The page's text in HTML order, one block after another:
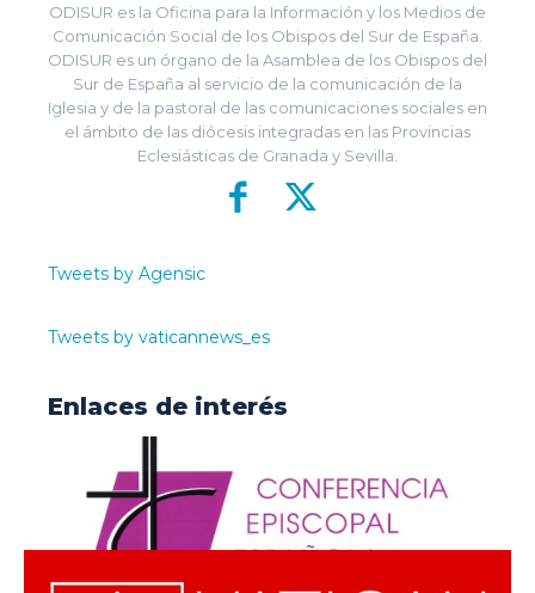
ODISUR es la Oficina para la Información y los Medios de
Comunicación Social de los Obispos del Sur de España.
ODISUR es un órgano de la Asamblea de los Obispos del
Sur de España al servicio de la comunicación de la
Iglesia y de la pastoral de las comunicaciones sociales en
el ámbito de las diócesis integradas en las Provincias
Eclesiásticas de Granada y Sevilla.
Tweets by Agensic
Tweets by vaticannews_es
Enlaces de interés